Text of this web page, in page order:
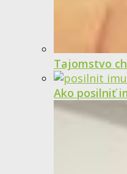
Tajomstvo
Ako posilniť